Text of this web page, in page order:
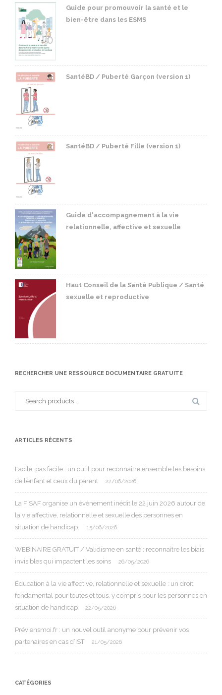
Guide pour promouvoir la santé et le
bien-être dans les ESMS
SantéBD / Puberté Garçon (version 1)
SantéBD / Puberté Fille (version 1)
Guide d'accompagnement à la vie
relationnelle, affective et sexuelle
Haut Conseil de la Santé Publique / Santé
sexuelle et reproductive
RECHERCHER UNE RESSOURCE DOCUMENTAIRE GRATUITE
ARTICLES RÉCENTS
Facile, pas facile : un outil pour reconnaître ensemble les besoins
de l’enfant et ceux du parent
22/06/2026
La FISAF organise un événement inédit le 22 juin 2026 autour de
la vie affective, relationnelle et sexuelle des personnes en
situation de handicap.
15/06/2026
WEBINAIRE GRATUIT / Validisme en santé : reconnaître les biais
invisibles qui impactent les soins
26/05/2026
Éducation à la vie affective, relationnelle et sexuelle : un droit
fondamental pour toutes et tous, y compris pour les personnes en
situation de handicap
22/05/2026
Préviensmoi.fr : un nouvel outil anonyme pour prévenir vos
partenaires en cas d’IST
21/05/2026
CATÉGORIES